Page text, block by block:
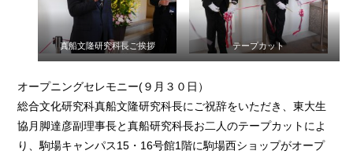
真船文隆研究科長ご挨拶 テープカット
オープニングセレモニー(９月３０日）
総合文化研究科真船文隆研究科長にご祝辞をいただき、東大生
協月脚達彦副理事長と真船研究科長お二人のテープカットによ
り、駒場キャンパス15・16号館1階に駒場西ショップがオープ